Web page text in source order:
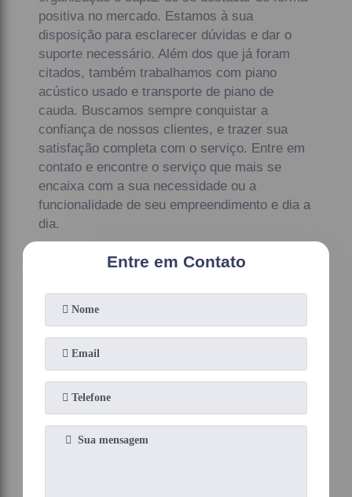
positiva no mercado. Estamos à sua
disposição para esclarecer dúvidas e dar o
suporte necessário. Além dos que já foram
citados, também trabalhamos com piano
acústico usado e transporte de piano de
cauda. Buscamos sempre conquistar a
confiança de nossos clientes, e trazer sua
satisfação completa com o serviço. Entre em
contato e encontre o serviço que mais se
encaixa com a sua necessidade ou a
funcionalidade de seu empreendimento e dia a
dia.
Entre em Contato